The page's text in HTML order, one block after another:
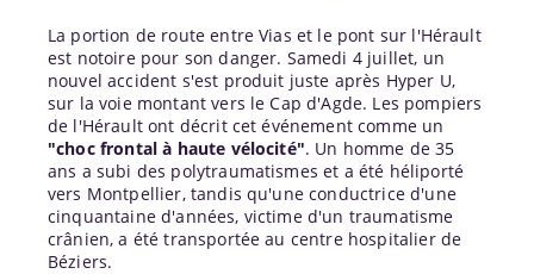
La portion de route entre Vias et le pont sur l'Hérault
est notoire pour son danger. Samedi 4 juillet, un
nouvel accident s'est produit juste après Hyper U,
sur la voie montant vers le Cap d'Agde. Les pompiers
de l'Hérault ont décrit cet événement comme un
"choc frontal à haute vélocité". Un homme de 35
ans a subi des polytraumatismes et a été héliporté
vers Montpellier, tandis qu'une conductrice d'une
cinquantaine d'années, victime d'un traumatisme
crânien, a été transportée au centre hospitalier de
Béziers.